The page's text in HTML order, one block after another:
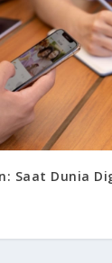
Saat Dunia